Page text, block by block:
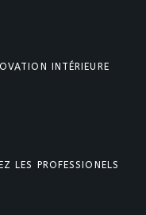
INTÉRIEURE
LES PROFESSIONELS